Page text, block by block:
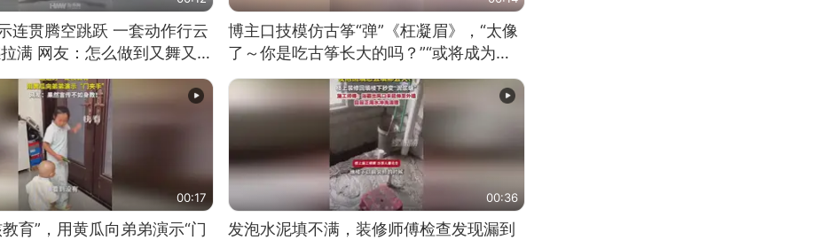
连贯腾空跳跃 一套动作行云
满 网友：怎么做到又舞又武
博主口技模仿古筝“弹”《枉凝眉》，“太像
了～你是吃古筝长大的吗？”“或将成为首
位考级不带古筝的选手。”（来源：新华每
00:17
育”，用黄瓜向弟弟演示“门
00:36
发泡水泥填不满，装修师傅检查发现漏到